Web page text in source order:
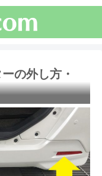
の外し方・